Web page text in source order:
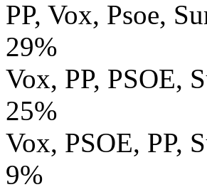
PP, Vox, Psoe,
29%
Vox, PP, PSOE,
25%
Vox, PSOE, PP,
9%